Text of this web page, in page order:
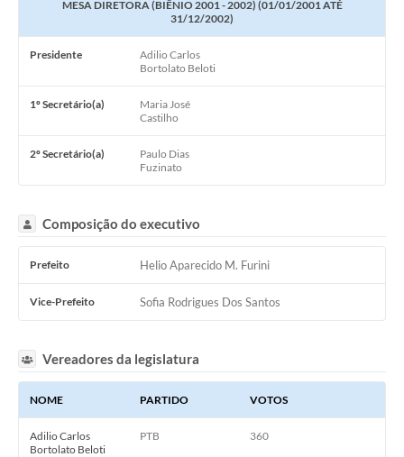
Plano Estratégico
FAQ (Perguntas Frequentes)
Obras
Emendas Impositivas
Carta de Serviços
Plano de Contratação Anual
Concursos e Processos Seletivos
MESA DIRETORA (BIÊNIO 2001 - 2002) (01/01/2001 ATÉ
31/12/2002)
Presidente
Adilio Carlos
Bortolato Beloti
1º Secretário(a)
Maria José
Castilho
2º Secretário(a)
Paulo Dias
Fuzinato
Composição do executivo
Prefeito Helio Aparecido M. Furini
Vice-Prefeito Sofia Rodrigues Dos Santos
Vereadores da legislatura
NOME PARTIDO VOTOS
Adilio Carlos
Bortolato Beloti
PTB 360